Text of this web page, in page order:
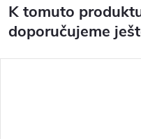
K tomuto
doporučujeme